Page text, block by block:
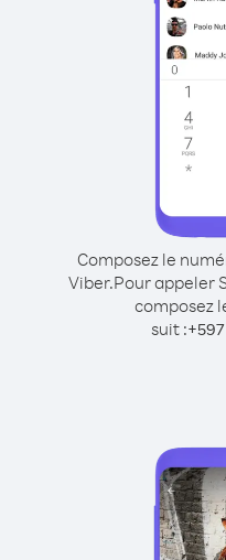
Composez le
Viber.Pour appeler
composez
suit :+597